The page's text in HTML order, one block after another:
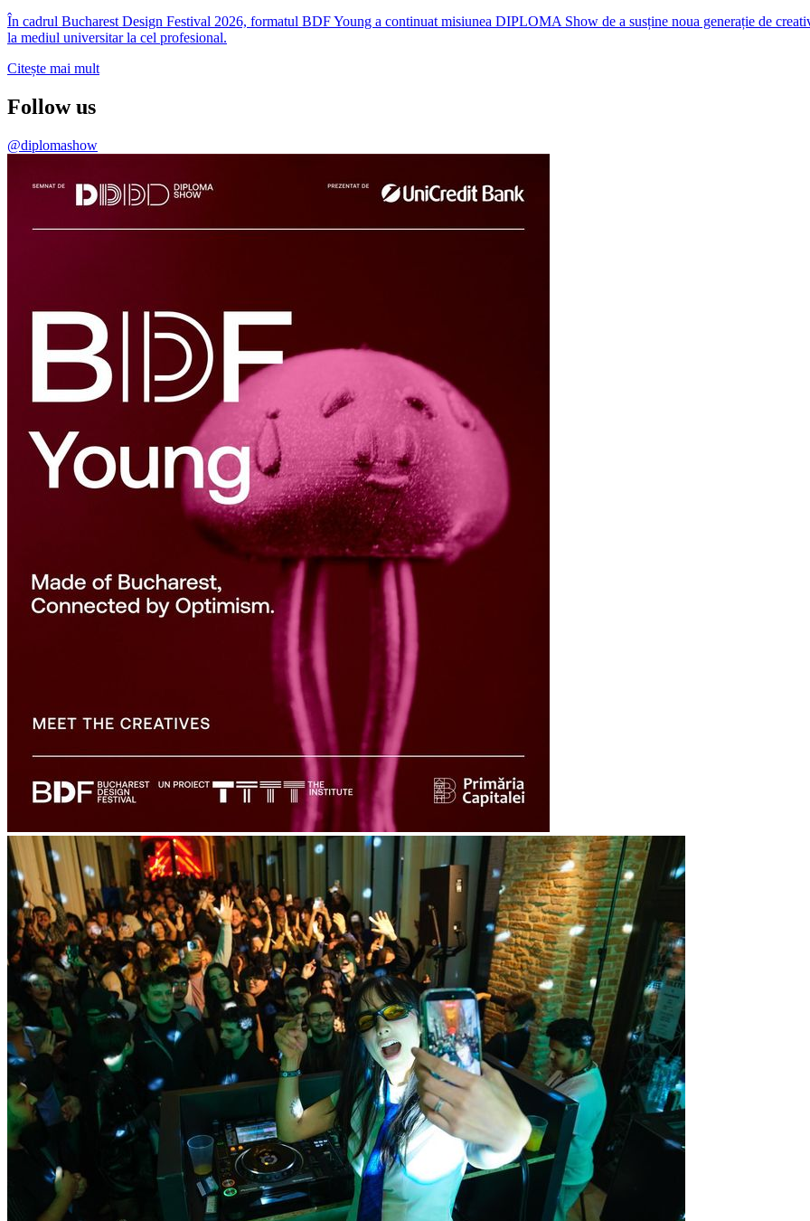
În cadrul Bucharest Design Festival 2026, formatul BDF Young a continuat misiunea DIPLOMA Show de a susține noua generație de
la mediul universitar la cel profesional.
Citește mai mult
Follow us
@diplomashow